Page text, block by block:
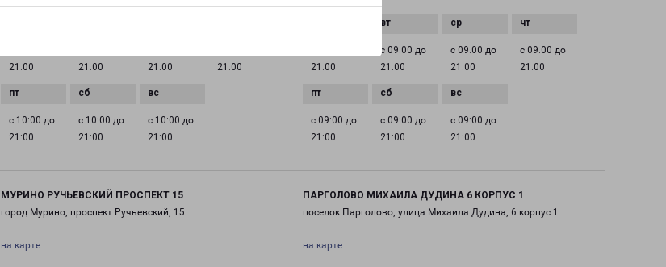
21:00
21:00
21:00
21:00
с 10:00 до
21:00
с 10:00 до
21:00
с 10:00 до
21:00
21:00
с 09:00 до
21:00
с 09:00 до
21:00
с 09:00 до
21:00
с 09:00 до
21:00
с 09:00 до
21:00
с 09:00 до
21:00
МУРИНО РУЧЬЕВСКИЙ ПРОСПЕКТ 15
город Мурино, проспект Ручьевский, 15
на карте
ПАРГОЛОВО МИХАИЛА ДУДИНА 6 КОРПУС 1
поселок Парголово, улица Михаила Дудина, 6 корпус 1
на карте